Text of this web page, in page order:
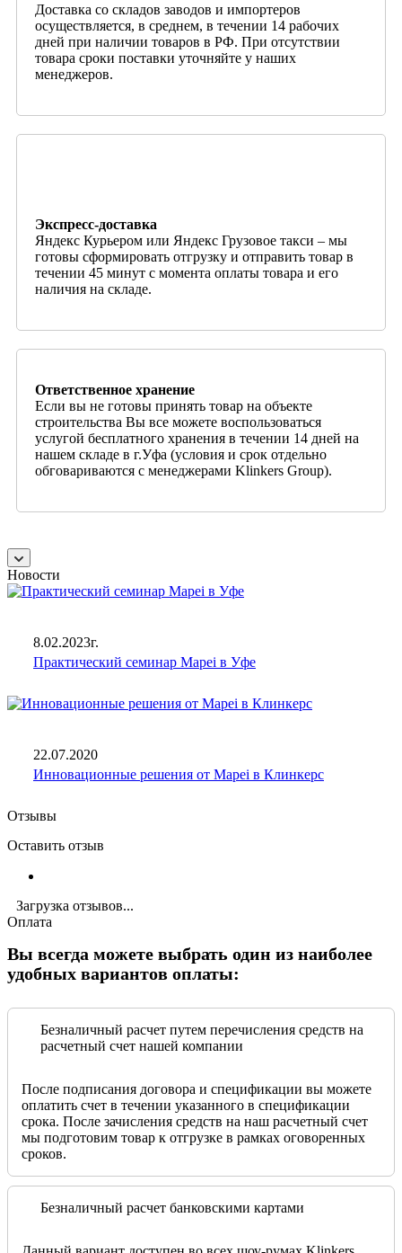
Доставка со складов заводов и импортеров
осуществляется, в среднем, в течении 14 рабочих
дней при наличии товаров в РФ. При отсутствии
товара сроки поставки уточняйте у наших
менеджеров.
Экспресс-доставка
Яндекс Курьером или Яндекс Грузовое такси – мы
готовы сформировать отгрузку и отправить товар в
течении 45 минут с момента оплаты товара и его
наличия на складе.
Ответственное хранение
Если вы не готовы принять товар на объекте
строительства Вы все можете воспользоваться
услугой бесплатного хранения в течении 14 дней на
нашем складе в г.Уфа (условия и срок отдельно
обговариваются с менеджерами Klinkers Group).
Новости
8.02.2023г.
Практический семинар Mapei в Уфе
22.07.2020
Инновационные решения от Mapei в Клинкерс
Отзывы
Оставить отзыв
Загрузка отзывов...
Оплата
Вы всегда можете выбрать один из наиболее
удобных вариантов оплаты:
Безналичный расчет путем перечисления средств на
расчетный счет нашей компании
После подписания договора и спецификации вы можете
оплатить счет в течении указанного в спецификации
срока. После зачисления средств на наш расчетный счет
мы подготовим товар к отгрузке в рамках оговоренных
сроков.
Безналичный расчет банковскими картами